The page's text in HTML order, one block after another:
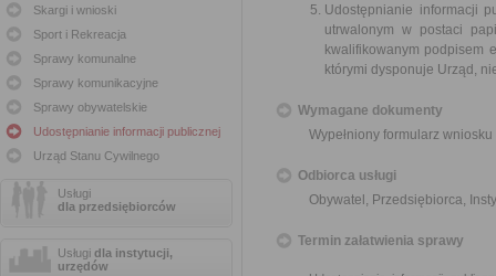
Skargi i wnioski
Sport i Rekreacja
Sprawy komunalne
Sprawy komunikacyjne
Sprawy obywatelskie
Udostępnianie informacji publicznej
Urząd Stanu Cywilnego
Usługi
dla przedsiębiorców
Usługi dla instytucji,
urzędów
Udostępnianie informacji
utrwalonym w postaci
kwalifikowanym podpisem
którymi dysponuje Urząd,
Wymagane dokumenty
Wypełniony formularz
Odbiorca usługi
Obywatel, Przedsiębiorca,
Termin załatwienia sprawy